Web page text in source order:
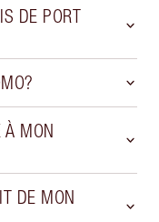
DE PORT
À MON
DE MON